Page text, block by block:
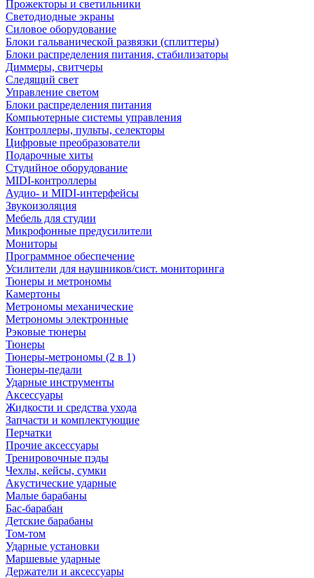
Прожекторы и светильники
Светодиодные экраны
Силовое оборудование
Блоки гальванической развязки (сплиттеры)
Блоки распределения питания, стабилизаторы
Диммеры, свитчеры
Следящий свет
Управление светом
Блоки распределения питания
Компьютерные системы управления
Контроллеры, пульты, селекторы
Цифровые преобразователи
Подарочные хиты
Студийное оборудование
MIDI-контроллеры
Аудио- и MIDI-интерфейсы
Звукоизоляция
Мебель для студии
Микрофонные предусилители
Мониторы
Программное обеспечение
Усилители для наушников/сист. мониторинга
Тюнеры и метрономы
Камертоны
Метрономы механические
Метрономы электронные
Рэковые тюнеры
Тюнеры
Тюнеры-метрономы (2 в 1)
Тюнеры-педали
Ударные инструменты
Аксессуары
Жидкости и средства ухода
Запчасти и комплектующие
Перчатки
Прочие аксессуары
Тренировочные пэды
Чехлы, кейсы, сумки
Акустические ударные
Mалые барабаны
Бас-барабан
Детские барабаны
Том-том
Ударные установки
Маршевые ударные
Держатели и аксессуары